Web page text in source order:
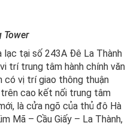
Tower
lạc tại số 243A Đê La Thành
trí trung tâm hành chính văn
có vị trí giao thông thuận
cao kết nối trung tâm
là cửa ngõ của thủ đô Hà
Mã – Cầu Giấy – La Thành,